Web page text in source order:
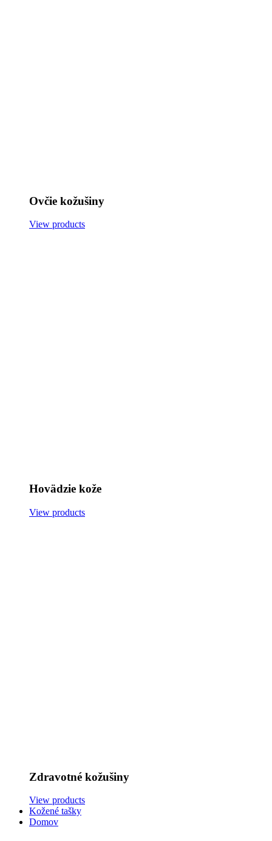
Ovčie kožušiny
View products
Hovädzie kože
View products
Zdravotné kožušiny
View products
Kožené tašky
Domov